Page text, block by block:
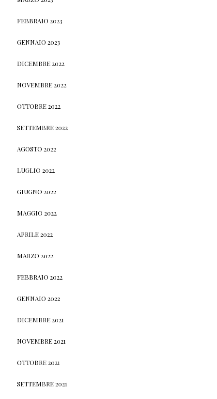
FEBBRAIO 2023
GENNAIO 2023
DICEMBRE 2022
NOVEMBRE 2022
OTTOBRE 2022
SETTEMBRE 2022
AGOSTO 2022
LUGLIO 2022
GIUGNO 2022
MAGGIO 2022
APRILE 2022
MARZO 2022
FEBBRAIO 2022
GENNAIO 2022
DICEMBRE 2021
NOVEMBRE 2021
OTTOBRE 2021
SETTEMBRE 2021